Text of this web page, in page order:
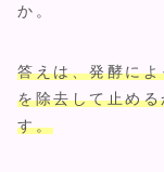
か。
答えは、発酵に
を除去して止め
す。